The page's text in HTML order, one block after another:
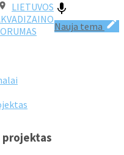
Nauja tema
LIETUVOS
projektas